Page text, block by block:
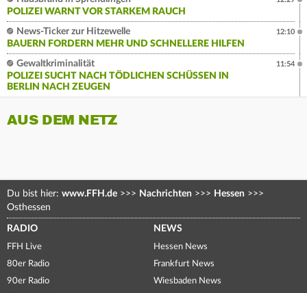
POLIZEI WARNT VOR STARKEM RAUCH
News-Ticker zur Hitzewelle
BAUERN FORDERN MEHR UND SCHNELLERE HILFEN
12:10
Gewaltkriminalität
POLIZEI SUCHT NACH TÖDLICHEN SCHÜSSEN IN
BERLIN NACH ZEUGEN
11:54
AUS DEM NETZ
Du bist hier: www.FFH.de >>> Nachrichten >>> Hessen >>>
Osthessen
RADIO
FFH Live
80er Radio
90er Radio
NEWS
Hessen News
Frankfurt News
Wiesbaden News